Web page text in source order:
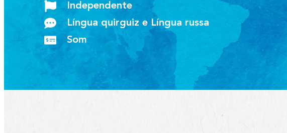
Independente
Língua quirguiz e Língua russa
Som